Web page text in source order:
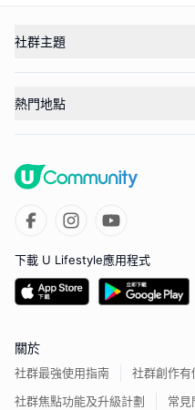
社群主題
熱門地點
下載 U Lifestyle應用程式
關於
社群最強使用指南
社群創作有
社群焦點功能及升級計劃
常見